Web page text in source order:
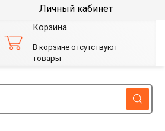
Личный кабинет
Корзина
В корзине отсутствуют
товары